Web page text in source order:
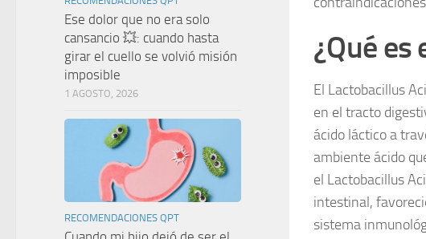
¿Qué
El Lactobacillus
en el tracto
ácido láctico a
ambiente ácido
el Lactobacillus
intestinal,
sistema
Ese dolor que no era solo
cansancio 💥: cuando hasta
girar el cuello se volvió misión
imposible
1 AGOSTO, 2026
RECOMENDACIONES QPT